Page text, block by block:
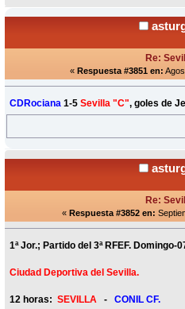
Re:
« Respuesta #3851 en:
CDRociana 1-5Sevilla "C", goles de
Re:
« Respuesta #3852 en:
1ª Jor.; Partido del 3ª RFEF. Domingo-
Ciudad Deportiva del Sevilla.
12 horas:SEVILLA -CONIL CF.